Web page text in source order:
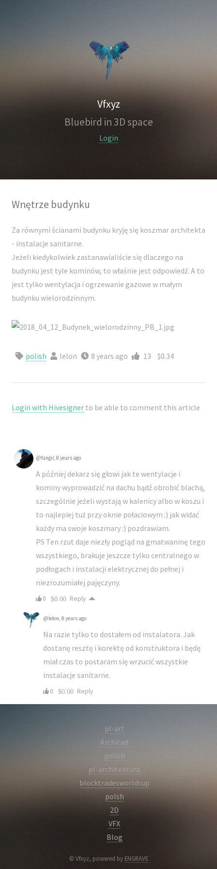
Vfxyz
Bluebird in 3D space
Login
Wnętrze budynku
Za równymi ścianami budynku kryję się koszmar architekta
- instalacje sanitarne.
Jeżeli kiedykolwiek zastanawialiście się dlaczego na
budynku jest tyle kominów, to właśnie jest odpowiedź. A to
jest tylko wentylacja i ogrzewanie gazowe w małym
budynku wielorodzinnym.
polish lelon 8 years ago 13 $0.34
Login with Hivesigner to be able to comment this article
@fangir, 8 years ago
A później dekarz się głowi jak te wentylacje i
kominy wyprowadzić na dachu bądź obrobić blachą,
szczególnie jeżeli wystają w kalenicy albo w koszu i
to najlepiej tuż przy oknie połaciowym :) jak widać
każdy ma swoje koszmary :) pozdrawiam.
PS Ten rzut daje niezły pogląd na gmatwaninę tego
wszystkiego, brakuje jeszcze tylko centralnego w
podłogach i instalacji elektrycznej do pełnej i
niezrozumiałej pajęczyny.
0 $0.00 Reply
@lelon, 8 years ago
Na razie tylko to dostałem od instalatora. Jak
dostanę resztę i korektę od konstruktora i będę
miał czas to postaram się wrzucić wszystkie
instalacje sanitarne.
0 $0.00 Reply
pl-art
Archicad
polish
pl-architektura
blocktradesworldcup
polsh
2D
VFX
Blog
© Vfxyz, powered by ENGRAVE